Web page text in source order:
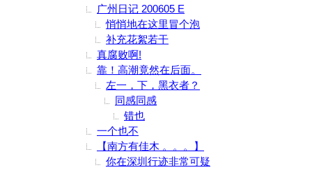
广州日记 200605 E
悄悄地在这里冒个泡
补充花絮若干
真腐败啊!
靠！高潮竟然在后面。
左一，下，黑衣者？
同感同感
错也
一个也不
【南方有佳木 。。。】
你在深圳行迹非常可疑